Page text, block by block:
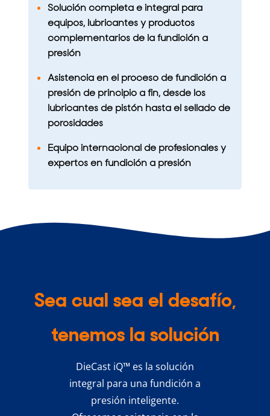
Solución completa e integral para
equipos, lubricantes y productos
complementarios de la fundición a
presión
Asistencia en el proceso de fundición a
presión de principio a fin, desde los
lubricantes de pistón hasta el sellado de
porosidades
Equipo internacional de profesionales y
expertos en fundición a presión
Sea cual sea el desafío,
tenemos la solución
DieCast iQ™ es la solución
integral para una fundición a
presión inteligente.